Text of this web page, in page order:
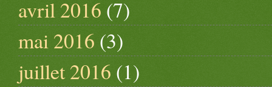
avril 2016 (7)
mai 2016 (3)
juillet 2016 (1)